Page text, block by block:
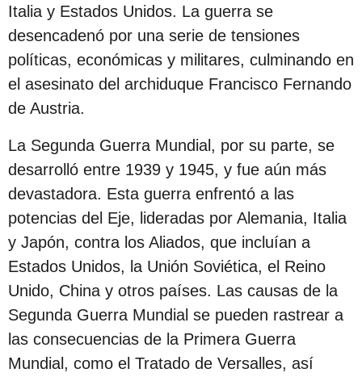
e
s
d
e
l
a
p
u
l
i
c
a
c
i
Italia y Estados Unidos. La guerra se
desencadenó por una serie de tensiones
políticas, económicas y militares, culminando en
el asesinato del archiduque Francisco Fernando
de Austria.
La Segunda Guerra Mundial, por su parte, se
desarrolló entre 1939 y 1945, y fue aún más
devastadora. Esta guerra enfrentó a las
potencias del Eje, lideradas por Alemania, Italia
y Japón, contra los Aliados, que incluían a
Estados Unidos, la Unión Soviética, el Reino
Unido, China y otros países. Las causas de la
Segunda Guerra Mundial se pueden rastrear a
las consecuencias de la Primera Guerra
Mundial, como el Tratado de Versalles, así